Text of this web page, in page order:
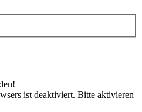
ist deaktiviert. Bitte aktivieren